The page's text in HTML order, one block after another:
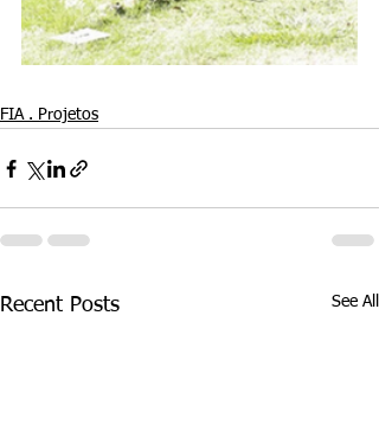
FIA . Projetos
Recent Posts See All